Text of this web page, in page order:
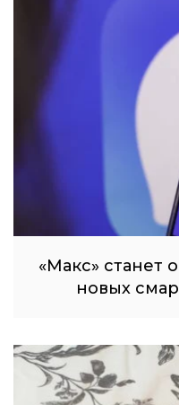
«Макс» станет
новых